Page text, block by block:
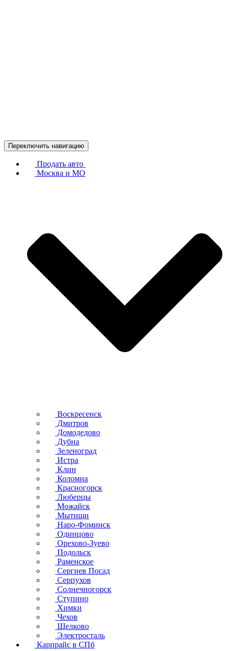
Переключить навигацию
Продать авто
Москва и МО
Воскресенск
Дмитров
Домодедово
Дубна
Зеленоград
Истра
Клин
Коломна
Красногорск
Люберцы
Можайск
Мытищи
Наро-Фоминск
Одинцово
Орехово-Зуево
Подольск
Раменское
Сергиев Посад
Серпухов
Солнечногорск
Ступино
Химки
Чехов
Щелково
Электросталь
Карпрайс в СПб